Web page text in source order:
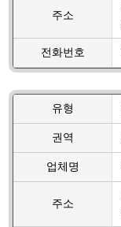
주소
전화번호
유형
권역
업체명
주소